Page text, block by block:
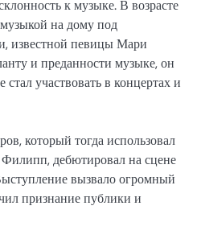
к музыке. В возрасте
на дому под
известной певицы Мари
и преданности музыке, он
стал участвовать в концертах и
который тогда использовал
дебютировал на сцене
вызвало огромный
признание публики и